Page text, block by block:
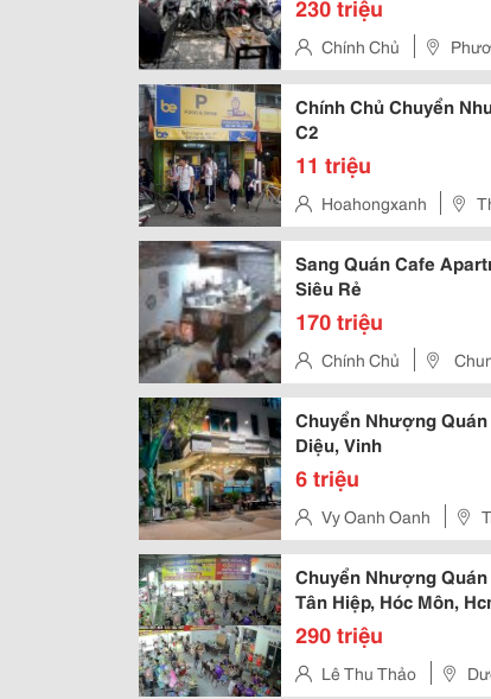
230 triệu
Chính Chủ
Chính Chủ Chuyển
C2
11 triệu
Hoahongxanh
Sang Quán Cafe
Siêu Rẻ
170 triệu
Chính Chủ
Chuyển Nhượng
Diệu, Vinh
6 triệu
Vy Oanh Oanh
Chuyển Nhượng
Tân Hiệp, Hóc Môn,
290 triệu
Lê Thu Thảo